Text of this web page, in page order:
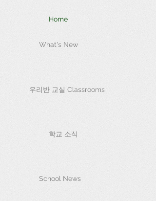
Home
What's New
우리반 교실 Classrooms
학교 소식
School News